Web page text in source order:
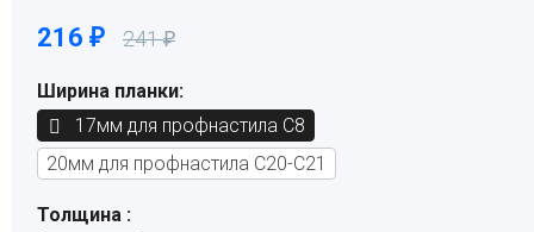
216 ₽ 241₽
Ширина планки:
17мм для профнастила С8
20мм для профнастила С20-С21
Толщина :